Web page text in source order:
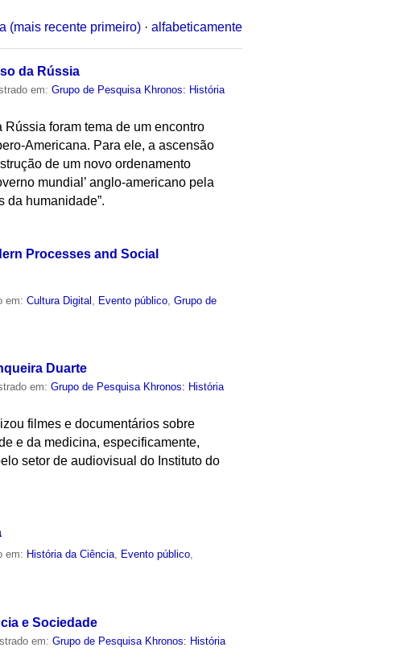
(mais recente primeiro) · alfabeticamente
da Rússia
em:Grupo de Pesquisa Khronos: História
foram tema de um encontro
Americana. Para ele, a ascensão
de um novo ordenamento
mundial’ anglo-americano pela
da humanidade”.
Processes and Social
em:Cultura Digital Evento público ,Grupo de
Duarte
em:Grupo de Pesquisa Khronos: História
filmes e documentários sobre
e da medicina, especificamente,
setor de audiovisual do Instituto do
em: História da Ciência, Evento público,
e Sociedade
em:Grupo de Pesquisa Khronos: História